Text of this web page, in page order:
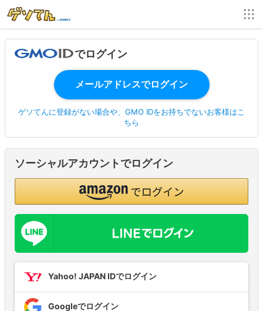
でログイン
ゲソてんに登録がない場合や、GMO IDをお持ちでないお客様はこ
ちら
ソーシャルアカウントでログイン
Yahoo! JAPAN IDでログイン
Googleでログイン